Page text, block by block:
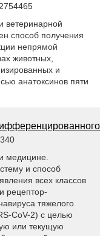
ветеринарной
способ получения
непрямой
животных,
и
анатоксинов пяти
медицине.
и способ
всех классов
рецептор-
тяжелого
CoV-2) с целью
или текущую